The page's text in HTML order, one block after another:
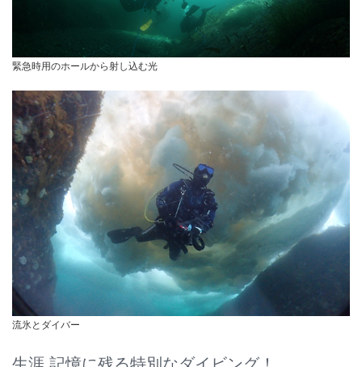
緊急時用のホールから射し込む光
流氷とダイバー